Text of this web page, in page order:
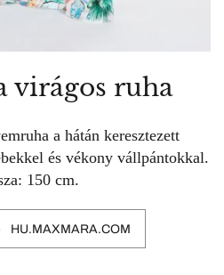
virágos ruha
a hátán keresztezett
és vékony vállpántokkal.
150 cm.
HU.MAXMARA.COM